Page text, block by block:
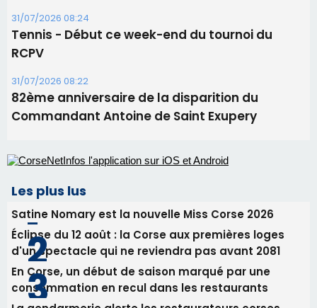
Les plus lus
Satine Nomary est la nouvelle Miss Corse 2026
Éclipse du 12 août : la Corse aux premières loges
d'un spectacle qui ne reviendra pas avant 2081
consommation en recul dans les restaurants
face à une nouvelle escroquerie au faux vendeur de
vin
Deux jeunes Ajacciens sur la voie de la médecine
militaire
Newsletter